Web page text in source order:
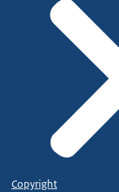
Copyright